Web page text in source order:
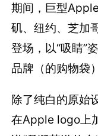
期间，巨型
矶、纽约、芝加
登场，以“吸睛”
品牌（的购物袋
除了纯白的原始
在Apple logo上